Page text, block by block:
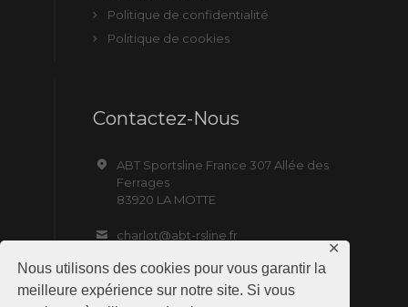
Nous utilisons des cookies pour vous garantir la
meilleure expérience sur notre site. Si vous
✕
Politique de confidentialité
Politique de cookies
Contactez-Nous
ABT Sportsline France 307 Allée des
Ferrages
83920 LA MOTTE
charlot@abt-rsline.fr